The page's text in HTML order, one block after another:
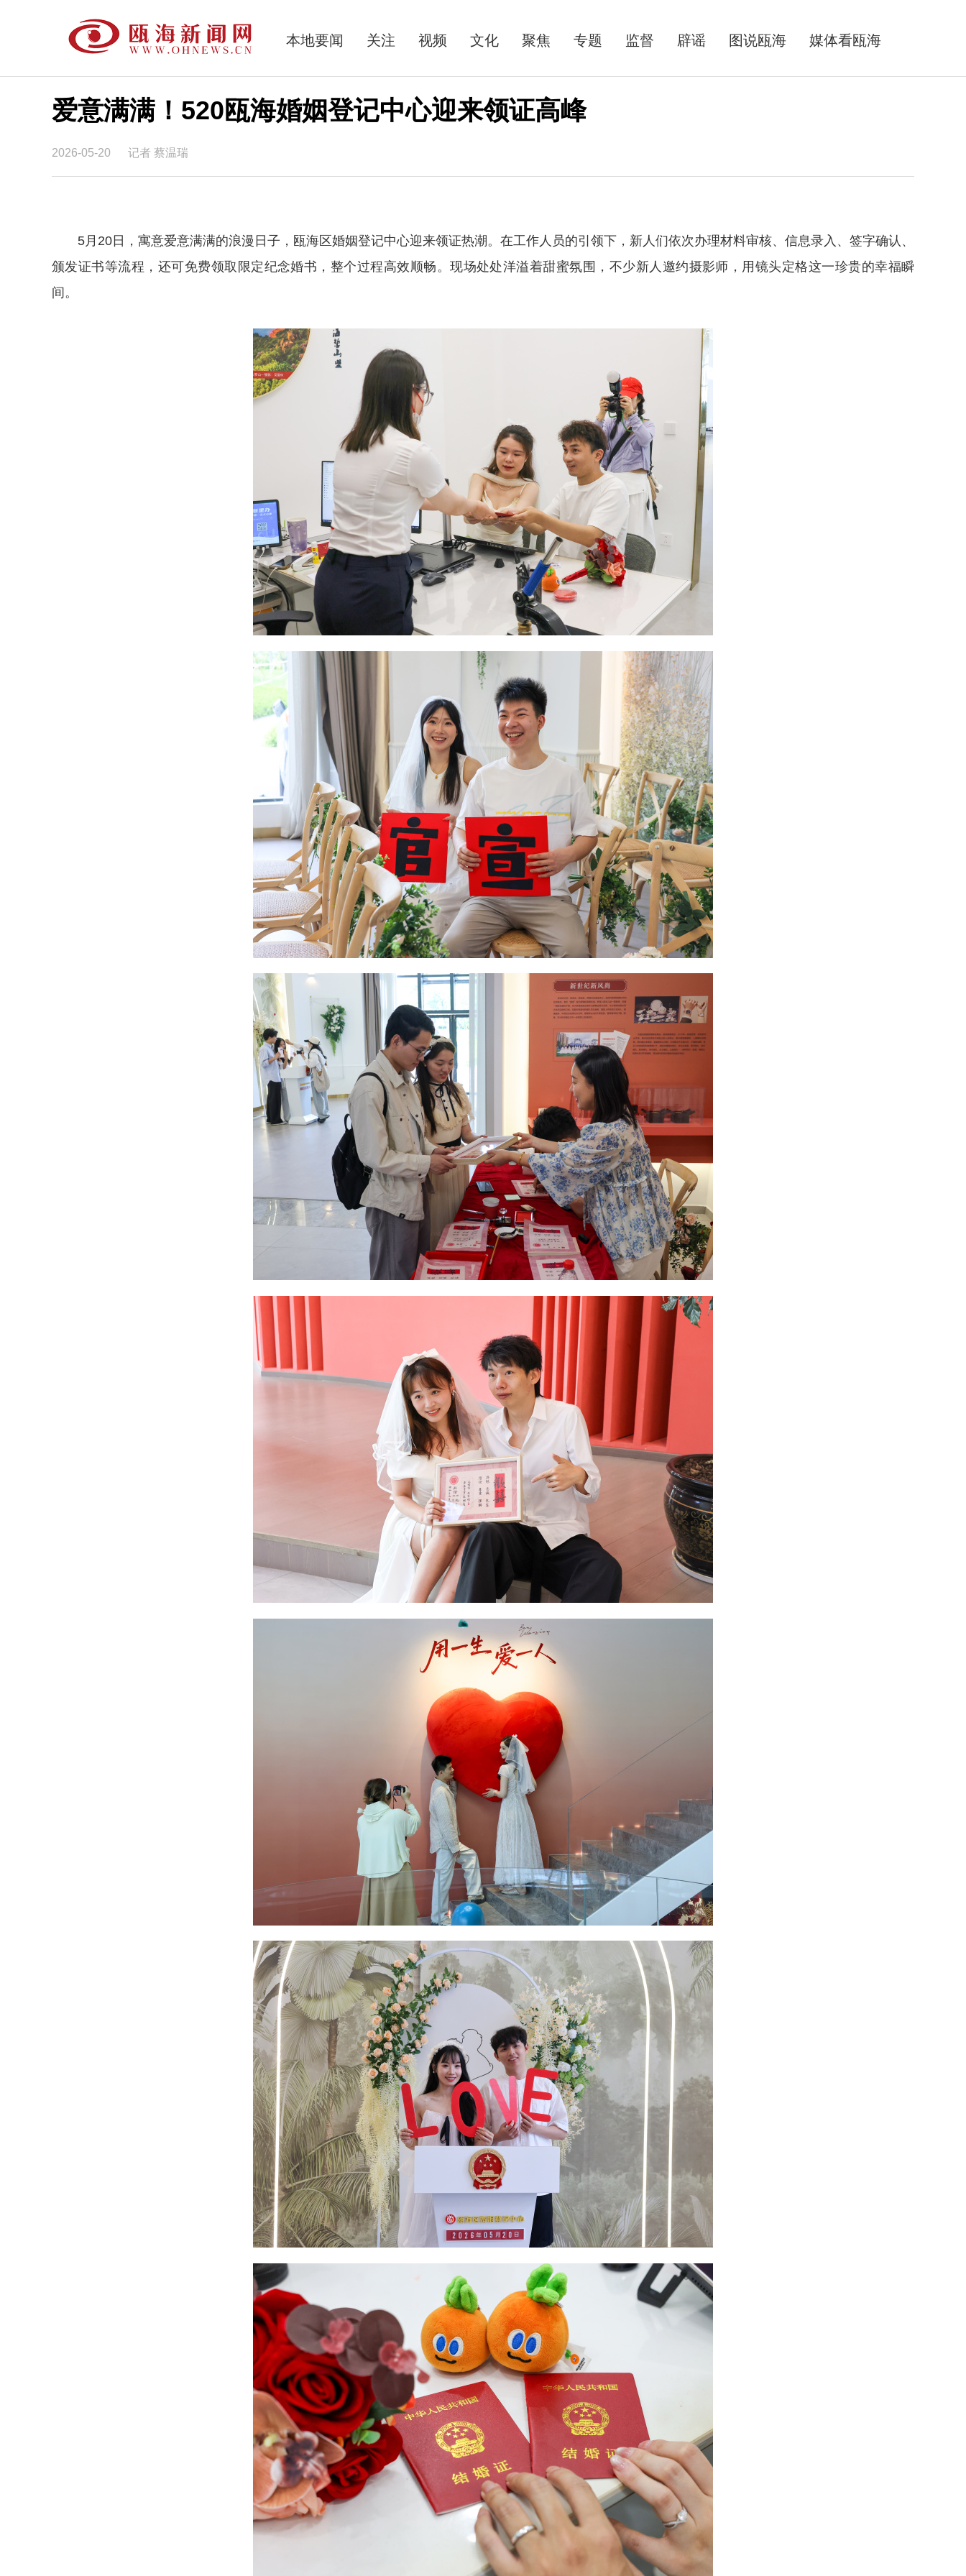
本地要闻 关注 视频 文化 聚焦 专题 监督 辟谣 图说瓯海 媒体看瓯海
爱意满满！520瓯海婚姻登记中心迎来领证高峰
2026-05-20 记者 蔡温瑞
5月20日，寓意爱意满满的浪漫日子，瓯海区婚姻登记中心迎来领证热潮。在工作人员的引领下，新人们依次办理材料审核、信息录入、签字确认、
颁发证书等流程，还可免费领取限定纪念婚书，整个过程高效顺畅。现场处处洋溢着甜蜜氛围，不少新人邀约摄影师，用镜头定格这一珍贵的幸福瞬
间。